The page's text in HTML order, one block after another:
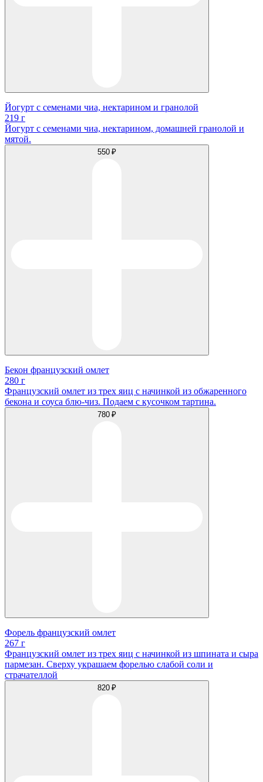
Йогурт с семенами чиа, нектарином и гранолой
219 г
Йогурт с семенами чиа, нектарином, домашней гранолой и
мятой.
550 ₽
Бекон французский омлет
280 г
Французский омлет из трех яиц с начинкой из обжаренного
бекона и соуса блю-чиз. Подаем с кусочком тартина.
780 ₽
Форель французский омлет
267 г
Французский омлет из трех яиц с начинкой из шпината и сыра
пармезан. Сверху украшаем форелью слабой соли и
страчателлой
820 ₽